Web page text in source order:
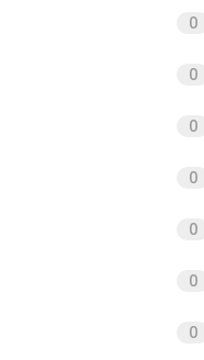
0
0
0
0
0
0
0